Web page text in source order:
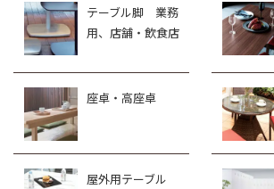
テーブル脚 業務
用、店舗・飲食店
座卓・高座卓
屋外用テーブル